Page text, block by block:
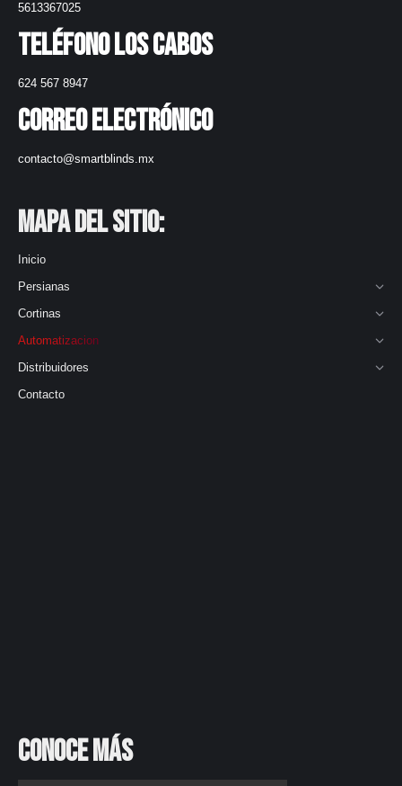
5613367025
Teléfono Los Cabos
624 567 8947
Correo electrónico
contacto@smartblinds.mx
Mapa del Sitio:
Inicio
Persianas
Cortinas
Automatizacion
Distribuidores
Contacto
Conoce más